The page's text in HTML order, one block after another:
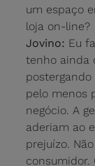
um espaço
loja on-line?
Jovino: Eu
tenho ainda
pelo menos
negócio. A
aderiam ao
prejuízo.
consumidor.